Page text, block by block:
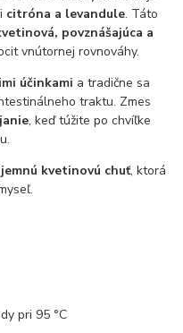
citróna a levandule. Táto
povznášajúca a
vnútornej rovnováhy.
účinkami a tradične sa
traktu. Zmes
, keď túžite po chvíľke
kvetinovú chuť, ktorá
pri 95 °C